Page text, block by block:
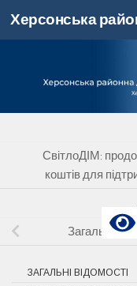
Skip to content
СвітлоДІМ:
коштів для
ЗАГАЛЬНІ ВІДОМОСТІ